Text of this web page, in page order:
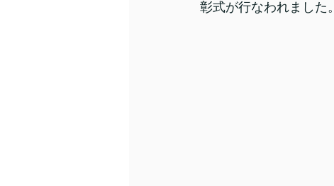
彰式が行なわれました。